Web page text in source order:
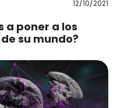
12/10/2021
a poner a los
su mundo?